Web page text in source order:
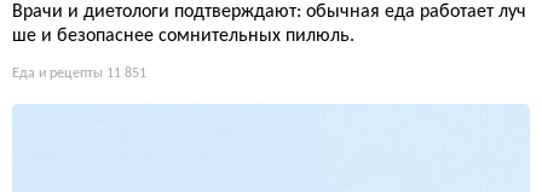
Врачи и диетологи подтверждают: обычная еда работает луч
ше и безопаснее сомнительных пилюль.
Еда и рецепты 11 851